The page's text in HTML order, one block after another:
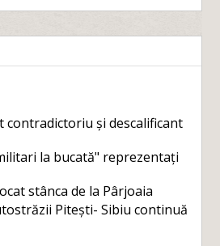
contradictoriu și descalificant
la bucată" reprezentați
stânca de la Pârjoaia
Pitești- Sibiu continuă